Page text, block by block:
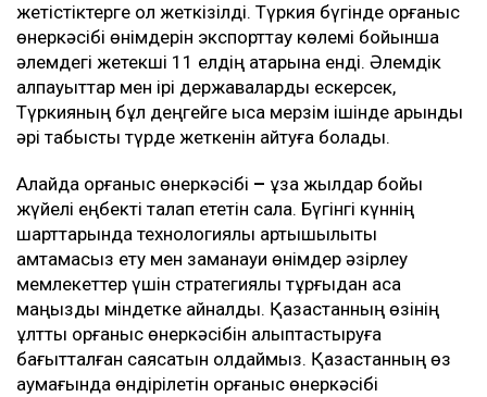
жетістіктерге қол жеткізілді. Түркия бүгінде қорғаныс
өнеркәсібі өнімдерін экспорттау көлемі бойынша
әлемдегі жетекші 11 елдің қатарына енді. Әлемдік
алпауыттар мен ірі державаларды ескерсек,
Түркияның бұл деңгейге қысқа мерзім ішінде қарқынды
әрі табысты түрде жеткенін айтуға болады.
Алайда қорғаныс өнеркәсібі – ұзақ жылдар бойы
жүйелі еңбекті талап ететін сала. Бүгінгі күннің
шарттарында технологиялық артықшылықты
қамтамасыз ету мен заманауи өнімдер әзірлеу
мемлекеттер үшін стратегиялық тұрғыдан аса
маңызды міндетке айналды. Қазақстанның өзінің
ұлттық қорғаныс өнеркәсібін қалыптастыруға
бағытталған саясатын қолдаймыз. Қазақстанның өз
аумағында өндірілетін қорғаныс өнеркәсібі